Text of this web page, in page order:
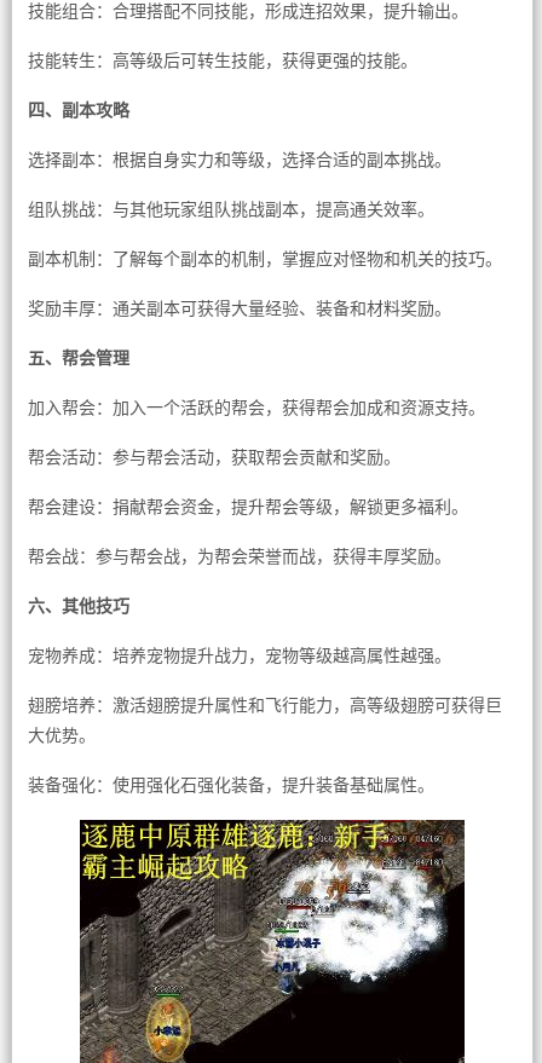
技能组合：合理搭配不同技能，形成连招效果，提升输出。
技能转生：高等级后可转生技能，获得更强的技能。
四、副本攻略
选择副本：根据自身实力和等级，选择合适的副本挑战。
组队挑战：与其他玩家组队挑战副本，提高通关效率。
副本机制：了解每个副本的机制，掌握应对怪物和机关的技巧。
奖励丰厚：通关副本可获得大量经验、装备和材料奖励。
五、帮会管理
加入帮会：加入一个活跃的帮会，获得帮会加成和资源支持。
帮会活动：参与帮会活动，获取帮会贡献和奖励。
帮会建设：捐献帮会资金，提升帮会等级，解锁更多福利。
帮会战：参与帮会战，为帮会荣誉而战，获得丰厚奖励。
六、其他技巧
宠物养成：培养宠物提升战力，宠物等级越高属性越强。
翅膀培养：激活翅膀提升属性和飞行能力，高等级翅膀可获得巨
大优势。
装备强化：使用强化石强化装备，提升装备基础属性。